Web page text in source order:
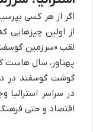
اگر از هر کسی
از اولین
لقب «سرزمین
پهناور، سال هاست
گوشت گوسفند در
در سراسر
اقتصاد و حتی فرهنگ